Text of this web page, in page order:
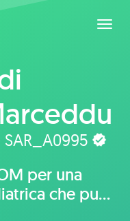
per una
che può